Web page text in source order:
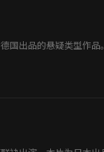
国出品的悬疑类型作品